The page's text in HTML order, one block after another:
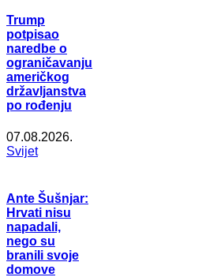
Trump
potpisao
naredbe o
ograničavanju
američkog
državljanstva
po rođenju
07.08.2026.
Svijet
Ante Šušnjar:
Hrvati nisu
napadali,
nego su
branili svoje
domove